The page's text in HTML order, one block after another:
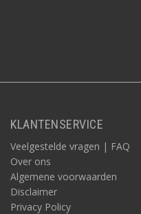
KLANTENSERVICE
Veelgestelde vragen | FAQ
Over ons
Algemene voorwaarden
Disclaimer
Privacy Policy